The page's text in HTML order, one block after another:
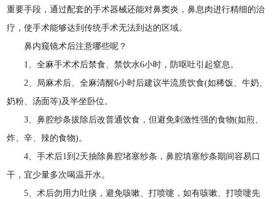
重要手段，通过配套的手术器械还能对鼻窦炎，鼻息肉进行精细的治
疗，使手术能够达到传统手术无法到达的区域。
鼻内窥镜术后注意哪些呢？
1、全麻手术术后禁食、禁饮水6小时，防呕吐引起窒息。
2、局麻术后、全麻清醒6小时后建议半流质饮食(如稀饭、牛奶、
奶粉、汤面等)及半坐卧位。
3、鼻腔纱条拔除后改普通饮食，但避免刺激性强的食物(如煎、
炸、辛、辣的食物)。
4、手术后1到2天抽除鼻腔堵塞纱条，鼻腔填塞纱条期间容易口
干，宜少量多次喝温开水。
5、术后勿用力吐痰，避免咳嗽、打喷嚏，如有咳嗽、打喷嚏先